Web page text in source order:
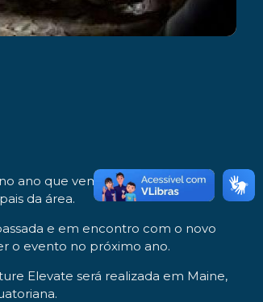
ano que vem, sob o apoio do
da área.
e em encontro com o novo
o evento no próximo ano.
Elevate será realizada em Maine,